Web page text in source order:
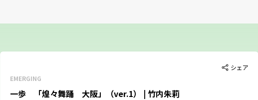
シェア
EMERGING
一歩 「煌々舞踊 大阪」（ver.1） | 竹内朱莉